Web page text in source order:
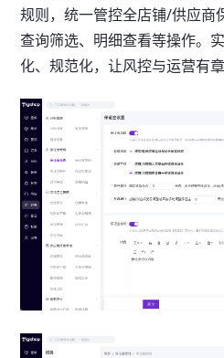
规则，统一管控全店铺/供应商
查询筛选、明细查看等操作。
化、规范化，让风控与运营有章